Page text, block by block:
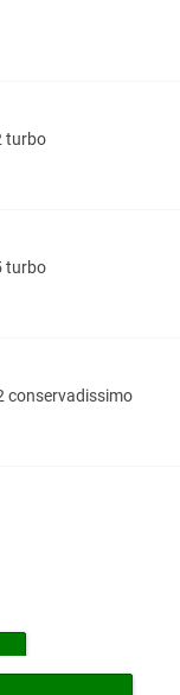
turbo
turbo
conservadissimo